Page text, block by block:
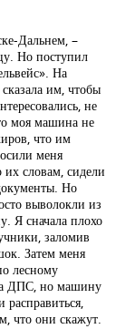
Дальнем, –
Но поступил
На
им, чтобы
не
моя машина не
что им
меня
словам, сидели
Но
выволокли из
Я сначала плохо
заломив
Затем меня
лесному
ДПС, но машину
что они скажут.